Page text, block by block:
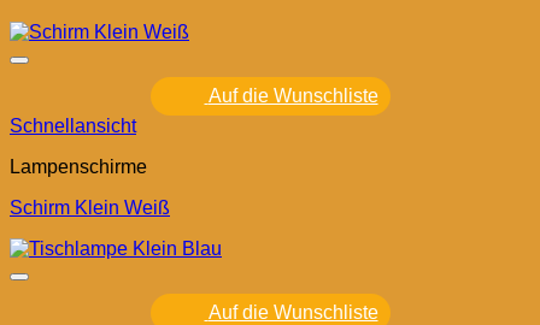
Auf die Wunschliste
Schnellansicht
Lampenschirme
Schirm Klein Weiß
Auf die Wunschliste